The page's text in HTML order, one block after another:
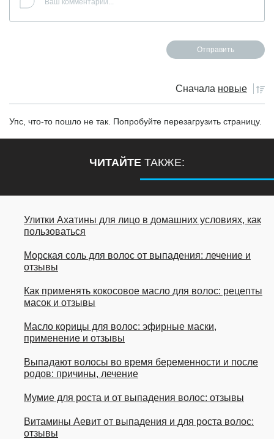
Сначала новые
Упс, что-то пошло не так. Попробуйте перезагрузить страницу.
ЧИТАЙТЕ ТАКЖЕ:
Улитки Ахатины для лицо в домашних условиях, как
пользоваться
Морская соль для волос от выпадения: лечение и
отзывы
Как применять кокосовое масло для волос: рецепты
масок и отзывы
Масло корицы для волос: эфирные маски,
применение и отзывы
Выпадают волосы во время беременности и после
родов: причины, лечение
Мумие для роста и от выпадения волос: отзывы
Витамины Аевит от выпадения и для роста волос:
отзывы